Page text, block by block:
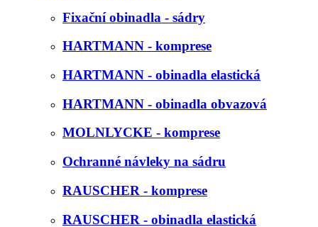
Fixační obinadla - sádry
HARTMANN - komprese
HARTMANN - obinadla elastická
HARTMANN - obinadla obvazová
MOLNLYCKE - komprese
Ochranné návleky na sádru
RAUSCHER - komprese
RAUSCHER - obinadla elastická